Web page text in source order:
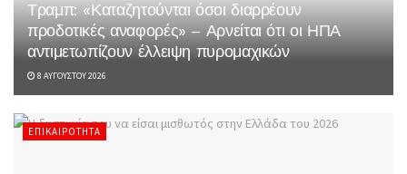
Τραμπ: «Καταζητούνται όσοι διαρρέουν
προδοτικές αναφορές» – Αρνείται ότι οι ΗΠΑ
αντιμετωπίζουν έλλειψη πυρομαχικών
8 ΑΥΓΟΎΣΤΟΥ 2026
ΕΠΙΚΑΙΡΌΤΗΤΑ